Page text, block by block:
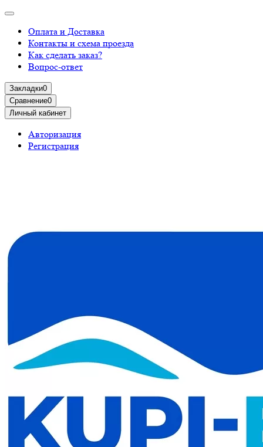
Оплата и Доставка
Контакты и схема проезда
Как сделать заказ?
Вопрос-ответ
Закладки0
Сравнение0
Личный кабинет
Авторизация
Регистрация